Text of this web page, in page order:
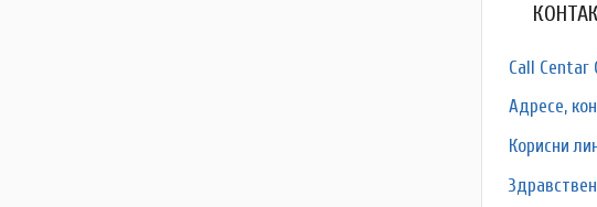
Call Centar
Адресe,
Корисни